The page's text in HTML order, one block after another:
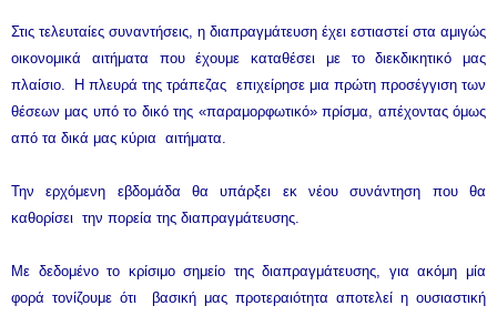
Στις τελευταίες συναντήσεις, η διαπραγμάτευση έχει εστιαστεί στα αμιγώς
οικονομικά αιτήματα που έχουμε καταθέσει με το διεκδικητικό μας
πλαίσιο. Η πλευρά της τράπεζας επιχείρησε μια πρώτη προσέγγιση των
θέσεων μας υπό το δικό της «παραμορφωτικό» πρίσμα, απέχοντας όμως
από τα δικά μας κύρια αιτήματα.
Την ερχόμενη εβδομάδα θα υπάρξει εκ νέου συνάντηση που θα
καθορίσει την πορεία της διαπραγμάτευσης.
Με δεδομένο το κρίσιμο σημείο της διαπραγμάτευσης, για ακόμη μία
φορά τονίζουμε ότι βασική μας προτεραιότητα αποτελεί η ουσιαστική